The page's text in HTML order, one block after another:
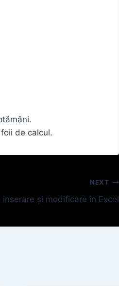
de calcul.
NEXT
inserare și modificare în Excel